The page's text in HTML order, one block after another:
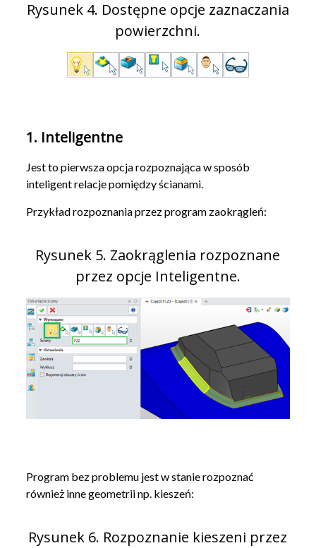
Rysunek 4. Dostępne opcje zaznaczania
powierzchni.
1. Inteligentne
Jest to pierwsza opcja rozpoznająca w sposób
inteligent relacje pomiędzy ścianami.
Przykład rozpoznania przez program zaokrągleń:
Rysunek 5. Zaokrąglenia rozpoznane
przez opcje Inteligentne.
Program bez problemu jest w stanie rozpoznać
również inne geometrii np. kieszeń:
Rysunek 6. Rozpoznanie kieszeni przez